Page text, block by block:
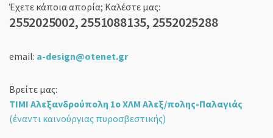
Έχετε κάποια απορία; Καλέστε μας:
2552025002, 2551088135, 2552025288
email: a-design@otenet.gr
Βρείτε μας:
ΤΙΜΙ Αλεξανδρούπολη 1ο ΧΛΜ Αλεξ/πολης-Παλαγιάς
(έναντι καινούργιας πυροσβεστικής)